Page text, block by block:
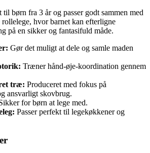
til børn fra 3 år og passer godt sammen med
hvor barnet kan efterligne
på en sikker og fantasifuld måde.
Gør det muligt at dele og samle maden
Træner hånd-øje-koordination gennem
træ: Produceret med fokus på
ansvarligt skovbrug.
for børn at lege med.
Passer perfekt til legekøkkener og